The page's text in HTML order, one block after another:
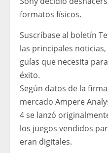
formatos físicos.
Suscríbase al boletín
las principales
guías que necesita
éxito.
Según datos de la
mercado Ampere
4 se lanzó
los juegos vendidos
eran digitales.